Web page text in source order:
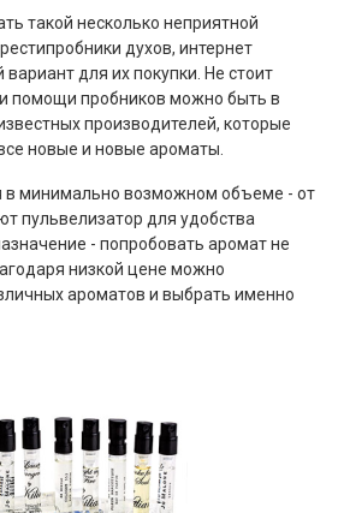
такой несколько неприятной
духов, интернет
для их покупки. Не стоит
помощи пробников можно быть в
производителей, которые
новые и новые ароматы.
в минимально возможном объеме - от
пульвелизатор для удобства
- попробовать аромат не
низкой цене можно
ароматов и выбрать именно